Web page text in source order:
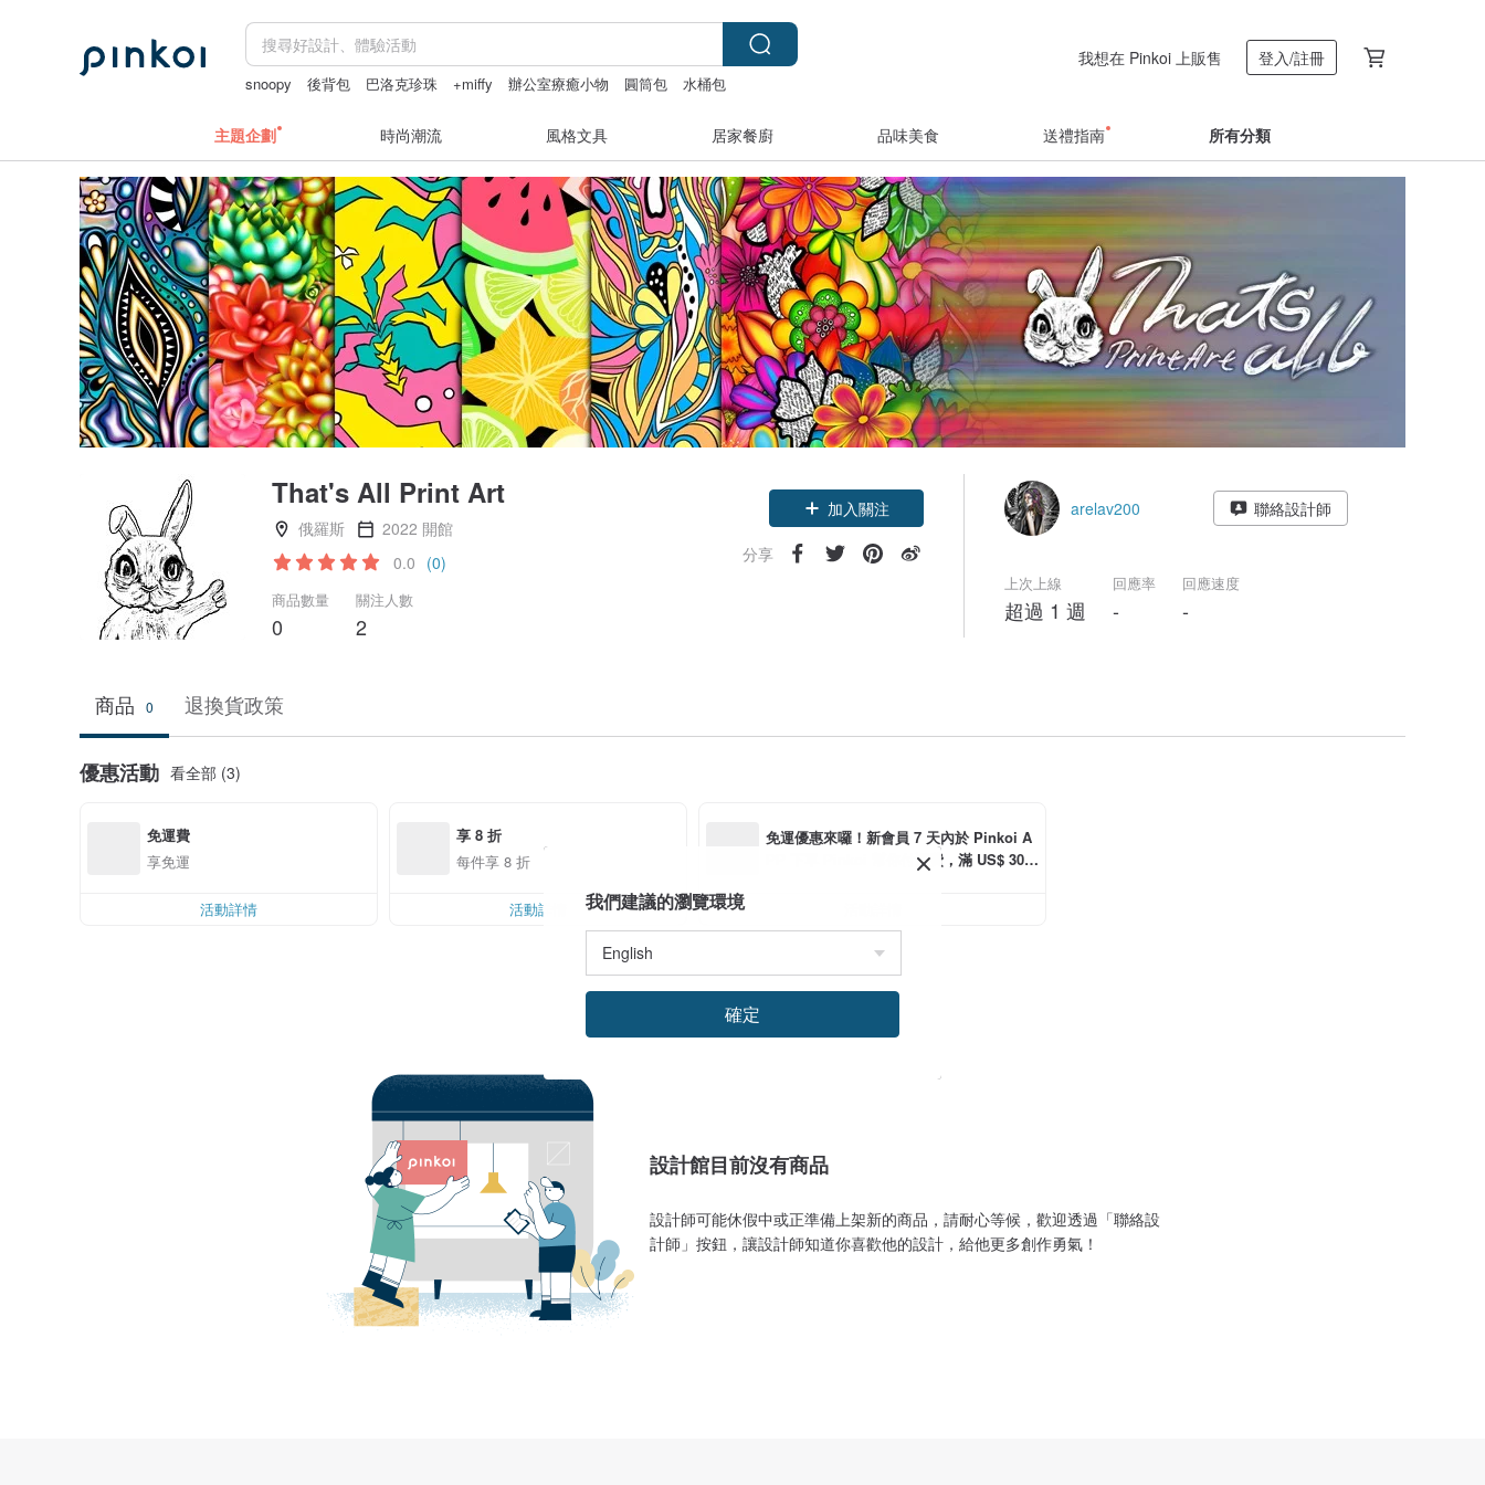
snoopy 後背包 巴洛克珍珠 +miffy 辦公室療癒小物 圓筒包
水桶包
我想在 Pinkoi 上販售 登入/註冊
主題企劃 時尚潮流 風格文具 居家餐廚 品味美食 送禮指南 所有分類
That's All Print Art
俄羅斯
2022 開館
0.0 (0)
商品數量
0
關注人數
2
加入關注
分享
arelav200 聯絡設計師
上次上線
超過 1 週
回應率
-
回應速度
-
商品 0 退換貨政策
優惠活動 看全部 (3)
免運費
享免運
活動詳情
享 8 折
每件享 8 折
活動詳情
免運優惠來囉！新會員 7 天內於 Pinkoi A
PP 下單 Pinkoi 幫你付運費，滿 US$ 30.0
設計館目前沒有商品
設計師可能休假中或正準備上架新的商品，請耐心等候，歡迎透過「聯絡設
計師」按鈕，讓設計師知道你喜歡他的設計，給他更多創作勇氣！
我們建議的瀏覽環境
確定